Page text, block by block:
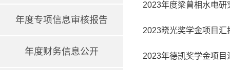
年度专项信息审核报告
年度财务信息公开
2023年度梁曾相水电
2023晓光奖学金项目汇
2023年德凯奖学金项目